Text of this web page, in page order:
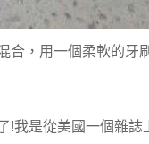
合，用一個柔軟的
!我是從美國一個雜